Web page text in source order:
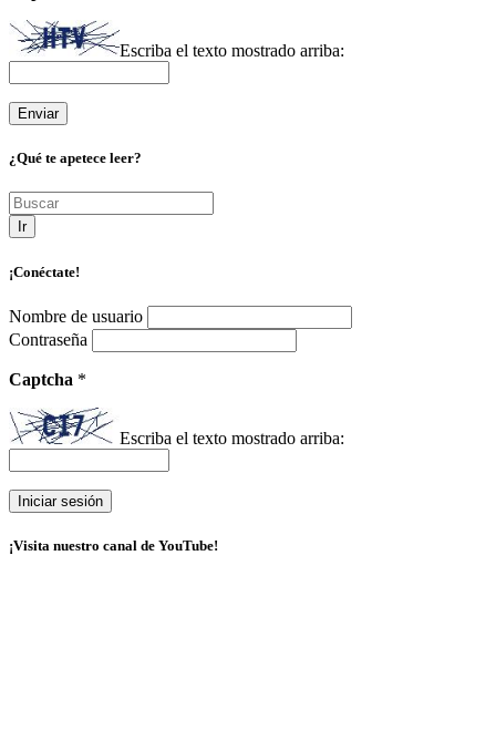
Escriba el texto mostrado arriba:
¿Qué te apetece leer?
Ir
¡Conéctate!
Nombre de usuario
Contraseña
Captcha *
Escriba el texto mostrado arriba:
¡Visita nuestro canal de YouTube!